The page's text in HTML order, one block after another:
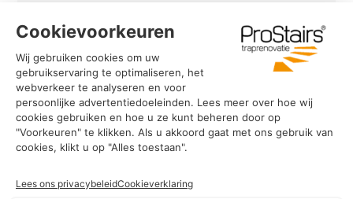
Traptreden beton
Traptreden leer
PaintWood
Trapverlichting
PVC Vloer
Marmerlook trap